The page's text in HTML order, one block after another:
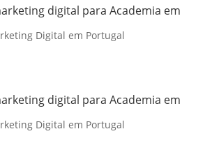
digital para Academia em
Digital em Portugal
digital para Academia em
Digital em Portugal